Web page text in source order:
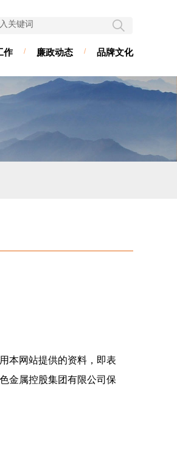
作 / 廉政动态 / 品牌文化
本网站提供的资料，即表
金属控股集团有限公司保